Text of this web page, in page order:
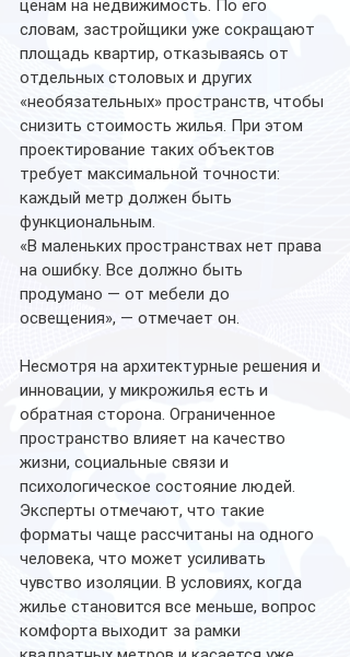
ценам на недвижимость. По его
словам, застройщики уже сокращают
площадь квартир, отказываясь от
отдельных столовых и других
«необязательных» пространств, чтобы
снизить стоимость жилья. При этом
проектирование таких объектов
требует максимальной точности:
каждый метр должен быть
функциональным.
«В маленьких пространствах нет права
на ошибку. Все должно быть
продумано — от мебели до
освещения», — отмечает он.
Несмотря на архитектурные решения и
инновации, у микрожилья есть и
обратная сторона. Ограниченное
пространство влияет на качество
жизни, социальные связи и
психологическое состояние людей.
Эксперты отмечают, что такие
форматы чаще рассчитаны на одного
человека, что может усиливать
чувство изоляции. В условиях, когда
жилье становится все меньше, вопрос
комфорта выходит за рамки